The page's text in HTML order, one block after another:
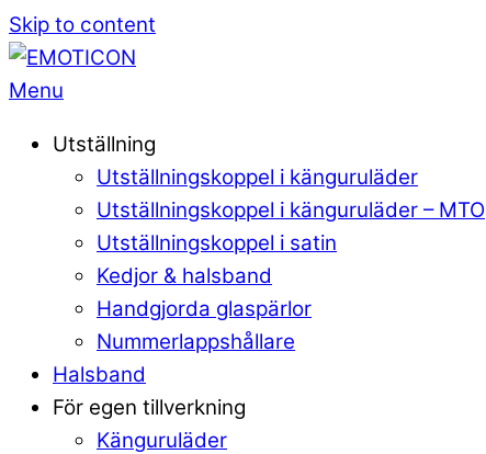
Skip to content
Menu
Utställning
Utställningskoppel i känguruläder
Utställningskoppel i känguruläder – MTO
Utställningskoppel i satin
Kedjor & halsband
Handgjorda glaspärlor
Nummerlappshållare
Halsband
För egen tillverkning
Känguruläder